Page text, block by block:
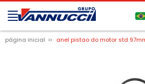
página inicial anel pistao do motor std